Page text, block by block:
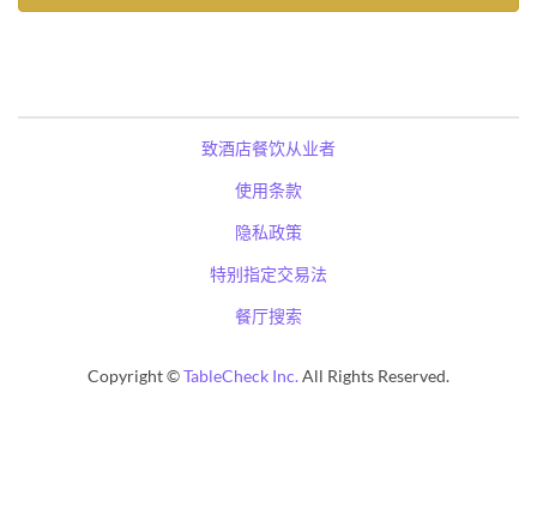
致酒店餐饮从业者
使用条款
隐私政策
特别指定交易法
餐厅搜索
Copyright ©TableCheck Inc.All Rights Reserved.